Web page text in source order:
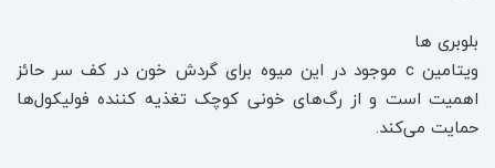
بلوبری‌ ها
ویتامین c موجود در این میوه برای گردش خون در کف سر حائز
اهمیت است و از رگ‌های خونی کوچک تغذیه کننده فولیکول‌ها
حمایت می‌کند.